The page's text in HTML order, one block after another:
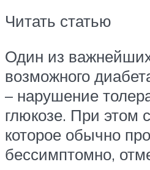
Читать статью
Один из
возможного
– нарушение
глюкозе. При этом
которое обычно
бессимптомно,